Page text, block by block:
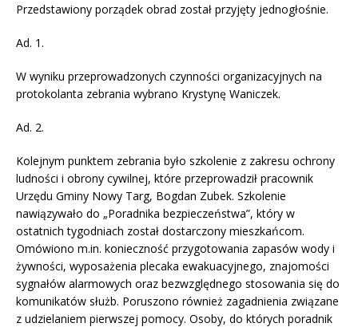
Przedstawiony porządek obrad został przyjęty jednogłośnie.
Ad. 1.
W wyniku przeprowadzonych czynności organizacyjnych na
protokolanta zebrania wybrano Krystynę Waniczek.
Ad. 2.
Kolejnym punktem zebrania było szkolenie z zakresu ochrony
ludności i obrony cywilnej, które przeprowadził pracownik
Urzędu Gminy Nowy Targ, Bogdan Zubek. Szkolenie
nawiązywało do „Poradnika bezpieczeństwa”, który w
ostatnich tygodniach został dostarczony mieszkańcom.
Omówiono m.in. konieczność przygotowania zapasów wody i
żywności, wyposażenia plecaka ewakuacyjnego, znajomości
sygnałów alarmowych oraz bezwzględnego stosowania się do
komunikatów służb. Poruszono również zagadnienia związane
z udzielaniem pierwszej pomocy. Osoby, do których poradnik